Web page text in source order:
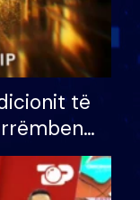
të
eurosh